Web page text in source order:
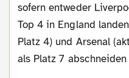
sofern entweder
Top 4 in England
Platz 4) und Arsenal
als Platz 7 abschneiden